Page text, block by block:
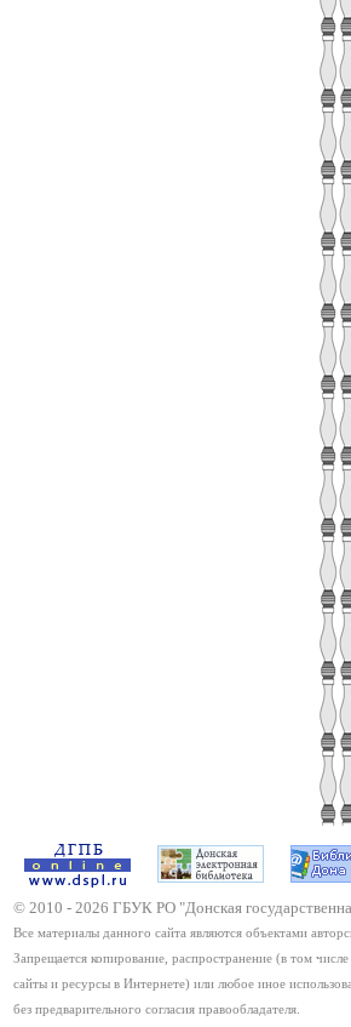
© 2010 - 2026 ГБУК РО "Донская
Все материалы данного сайта являются объектами
Запрещается копирование, распространение (в том
сайты и ресурсы в Интернете) или любое иное
без предварительного согласия правообладателя.